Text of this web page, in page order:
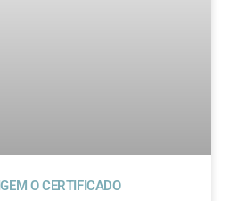
O CERTIFICADO